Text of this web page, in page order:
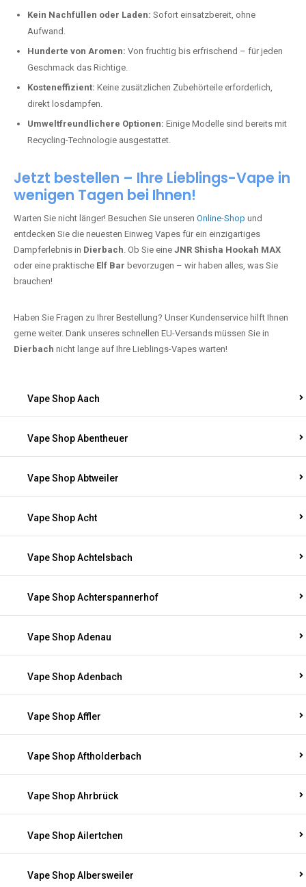
Kein Nachfüllen oder Laden: Sofort einsatzbereit, ohne
Aufwand.
Hunderte von Aromen: Von fruchtig bis erfrischend – für jeden
Geschmack das Richtige.
Kosteneffizient: Keine zusätzlichen Zubehörteile erforderlich,
direkt losdampfen.
Umweltfreundlichere Optionen: Einige Modelle sind bereits mit
Recycling-Technologie ausgestattet.
Jetzt bestellen – Ihre Lieblings-Vape in
wenigen Tagen bei Ihnen!
Warten Sie nicht länger! Besuchen Sie unseren Online-Shop und
entdecken Sie die neuesten Einweg Vapes für ein einzigartiges
Dampferlebnis in Dierbach. Ob Sie eine JNR Shisha Hookah MAX
oder eine praktische Elf Bar bevorzugen – wir haben alles, was Sie
brauchen!
Haben Sie Fragen zu Ihrer Bestellung? Unser Kundenservice hilft Ihnen
gerne weiter. Dank unseres schnellen EU-Versands müssen Sie in
Dierbach nicht lange auf Ihre Lieblings-Vapes warten!
Vape Shop Aach
Vape Shop Abentheuer
Vape Shop Abtweiler
Vape Shop Acht
Vape Shop Achtelsbach
Vape Shop Achterspannerhof
Vape Shop Adenau
Vape Shop Adenbach
Vape Shop Affler
Vape Shop Aftholderbach
Vape Shop Ahrbrück
Vape Shop Ailertchen
Vape Shop Albersweiler